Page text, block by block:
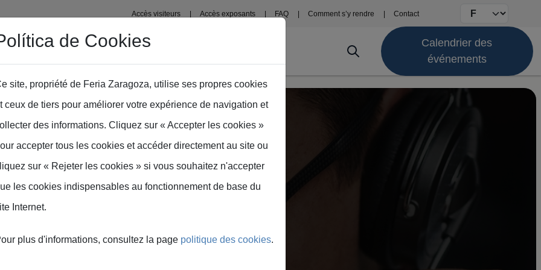
Accès visiteurs Accès exposants FAQ Comment s’y rendre Contact Select your
Domaine professionnel Plans
Calendrier des
événements
de Cookies
site, propriété de Feria Zaragoza, utilise ses propres cookies
ceux de tiers pour améliorer votre expérience de navigation et
des informations. Cliquez sur « Accepter les cookies »
accepter tous les cookies et accéder directement au site ou
sur « Rejeter les cookies » si vous souhaitez n'accepter
les cookies indispensables au fonctionnement de base du
Internet.
plus d'informations, consultez la page politique des cookies.